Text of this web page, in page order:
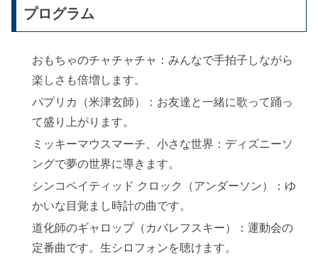
プログラム
おもちゃのチャチャチャ：みんなで手拍子しながら
楽しさも倍増します。
パプリカ（米津玄師）：お友達と一緒に歌って踊っ
て盛り上がります。
ミッキーマウスマーチ、小さな世界：ディズニーソ
ングで夢の世界に導きます。
シンコペイティッド クロック（アンダーソン）：ゆ
かいな目覚まし時計の曲です。
道化師のギャロップ（カバレフスキー）：運動会の
定番曲です。生シロフォンを聴けます。